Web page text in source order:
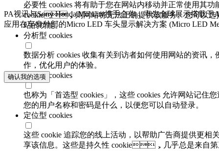
PA视讯与Sony Honda Mobility携手合作，率先全球展示搭载于
应用在车身外部的Micro LED 车头显示解决方案 (Micro LED
必要性 cookies 将有助于您在网站内移动并正常使用其功能
cookie，则网站将无法正确提供该服务。您可以
站的功能。
分析型 cookies
数据分析 cookies 收集有关到访者如何使用网站的资讯
作，优化用户的体验。
功能性 cookies
也称为「首选型 cookies」，这些 cookies 允许网站记住您
您的用户名称和密码是什么，以便您可以自动登录。
定位型 cookies
这些 cookie 追踪您的线上活动，以帮助广告商提供更
享该信息。这些是持久性 cookie，几乎总是来自第
确认我的选项